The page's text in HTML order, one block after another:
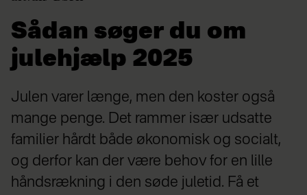
Sådan søger du om
julehjælp 2025
Julen varer længe, men den koster også
mange penge. Det rammer især udsatte
familier hårdt både økonomisk og socialt,
og derfor kan der være behov for en lille
håndsrækning i den søde juletid. Få et